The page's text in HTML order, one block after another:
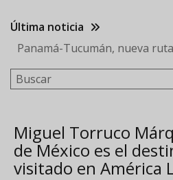
Última noticia
Panamá-Tucumán, nueva
Buscar
Miguel Torruco
de México es el
visitado en América